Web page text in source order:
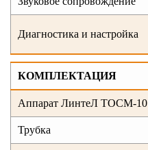
Диагностика и настройка
КОМПЛЕКТАЦИЯ
Аппарат ЛинтеЛ ТОСМ-10
Трубка